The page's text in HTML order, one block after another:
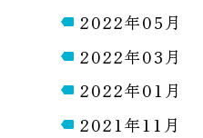
2022年05月
2022年03月
2022年01月
2021年11月